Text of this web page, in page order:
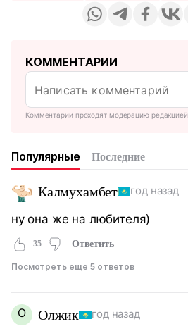
КОММЕНТАРИИ
Комментарии проходят модерацию редакцией
Популярные Последние
Калмухамбет год назад
ну она же на любителя)
35 Ответить
Посмотреть еще 5 ответов
О Олжик год назад